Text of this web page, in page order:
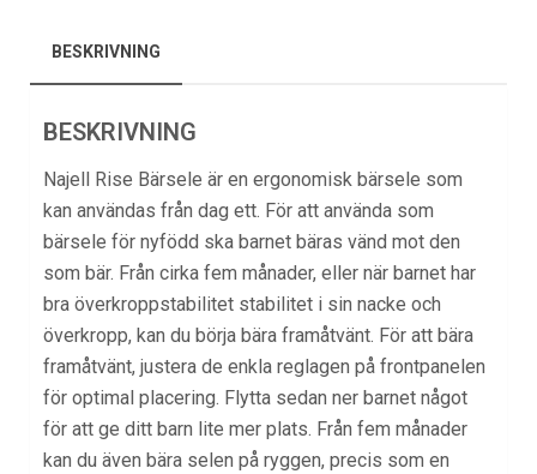
BESKRIVNING
BESKRIVNING
Najell Rise Bärsele är en ergonomisk bärsele som
kan användas från dag ett. För att använda som
bärsele för nyfödd ska barnet bäras vänd mot den
som bär. Från cirka fem månader, eller när barnet har
bra överkroppstabilitet stabilitet i sin nacke och
överkropp, kan du börja bära framåtvänt. För att bära
framåtvänt, justera de enkla reglagen på frontpanelen
för optimal placering. Flytta sedan ner barnet något
för att ge ditt barn lite mer plats. Från fem månader
kan du även bära selen på ryggen, precis som en